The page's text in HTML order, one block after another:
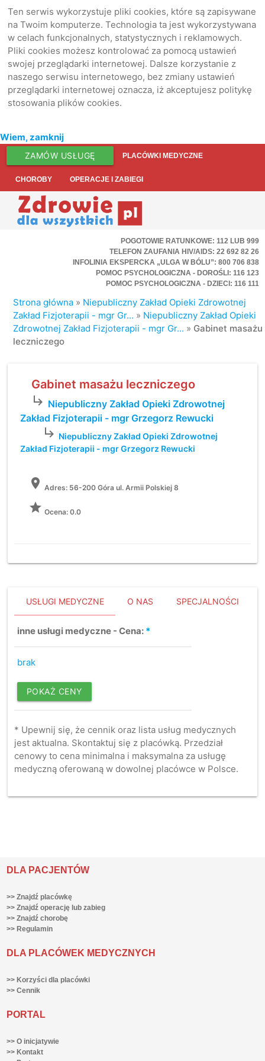
Ten serwis wykorzystuje pliki cookies, które są zapisywane
na Twoim komputerze. Technologia ta jest wykorzystywana
w celach funkcjonalnych, statystycznych i reklamowych.
Pliki cookies możesz kontrolować za pomocą ustawień
swojej przeglądarki internetowej. Dalsze korzystanie z
naszego serwisu internetowego, bez zmiany ustawień
przeglądarki internetowej oznacza, iż akceptujesz politykę
stosowania plików cookies.
Wiem, zamknij
ZAMÓW USŁUGĘ PLACÓWKI MEDYCZNE
CHOROBY OPERACJE I ZABIEGI
POGOTOWIE RATUNKOWE: 112 LUB 999
TELEFON ZAUFANIA HIV/AIDS: 22 692 82 26
INFOLINIA EKSPERCKA „ULGA W BÓLU”: 800 706 838
POMOC PSYCHOLOGICZNA - DOROŚLI: 116 123
POMOC PSYCHOLOGICZNA - DZIECI: 116 111
Strona główna » Niepubliczny Zakład Opieki Zdrowotnej
Zakład Fizjoterapii - mgr Gr... » Niepubliczny Zakład Opieki
Zdrowotnej Zakład Fizjoterapii - mgr Gr... » Gabinet masażu
leczniczego
Gabinet masażu leczniczego
subdirectory_arrow_right Niepubliczny Zakład Opieki Zdrowotnej
Zakład Fizjoterapii - mgr Grzegorz Rewucki
subdirectory_arrow_right Niepubliczny Zakład Opieki Zdrowotnej
Zakład Fizjoterapii - mgr Grzegorz Rewucki
location_on Adres:56-200 Góra ul. Armii Polskiej 8
grade Ocena: 0.0
USŁUGI MEDYCZNE O NAS SPECJALNOŚCI
inne usługi medyczne - Cena: *
brak
POKAŻ CENY
* Upewnij się, że cennik oraz lista usług medycznych
jest aktualna. Skontaktuj się z placówką. Przedział
cenowy to cena minimalna i maksymalna za usługę
medyczną oferowaną w dowolnej placówce w Polsce.
DLA PACJENTÓW
>> Znajdź placówkę
>> Znajdź operację lub zabieg
>> Znajdź chorobę
>> Regulamin
DLA PLACÓWEK MEDYCZNYCH
>> Korzyści dla placówki
>> Cennik
PORTAL
>> O inicjatywie
>> Kontakt